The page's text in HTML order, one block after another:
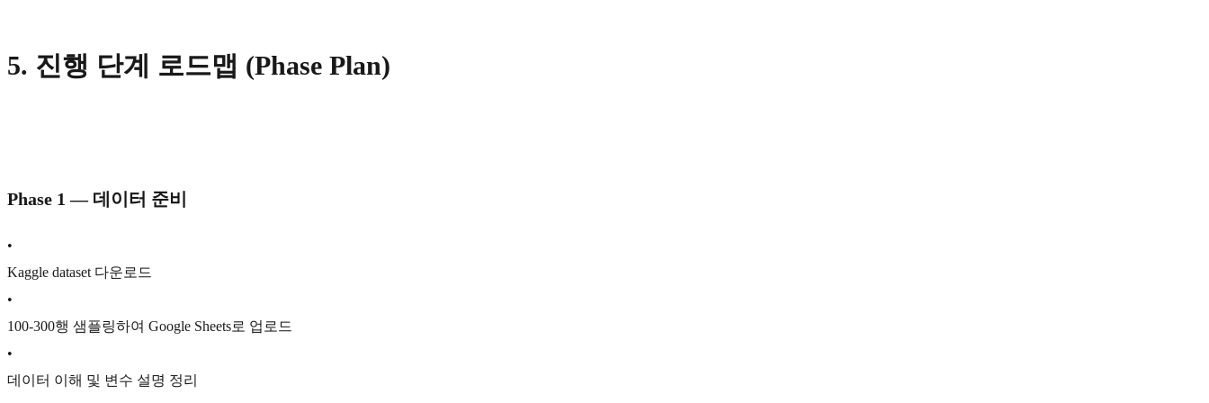
5. 진행 단계 로드맵 (Phase Plan)
Phase 1 — 데이터 준비
•
Kaggle dataset 다운로드
•
100-300행 샘플링하여 Google Sheets로 업로드
•
데이터 이해 및 변수 설명 정리